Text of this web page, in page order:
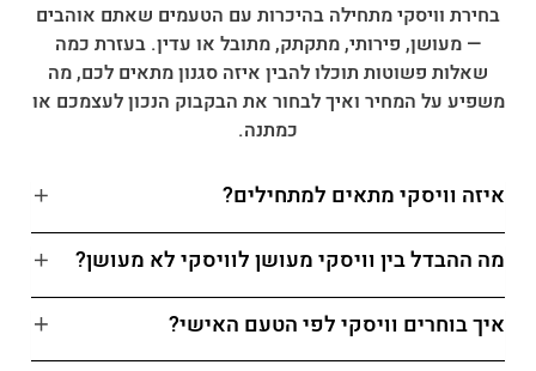
בחירת וויסקי מתחילה בהיכרות עם הטעמים שאתם אוהבים
— מעושן, פירותי, מתקתק, מתובל או עדין. בעזרת כמה
שאלות פשוטות תוכלו להבין איזה סגנון מתאים לכם, מה
משפיע על המחיר ואיך לבחור את הבקבוק הנכון לעצמכם או
כמתנה.
איזה וויסקי מתאים למתחילים?
מה ההבדל בין וויסקי מעושן לוויסקי לא מעושן?
איך בוחרים וויסקי לפי הטעם האישי?